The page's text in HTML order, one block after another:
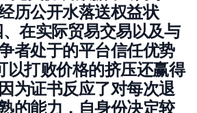
历公开水落送权益状
在实际贸易交易以及与
者处于的平台信任优势
以打败价格的挤压还赢得
为证书反应了对每次退
的能力，自身份决定较